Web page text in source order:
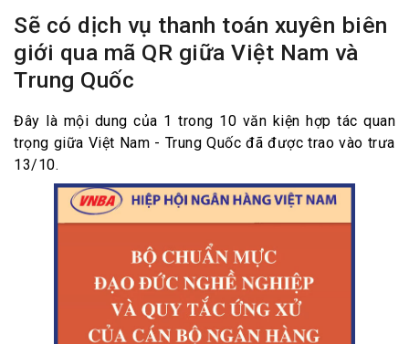
Sẽ có dịch vụ thanh toán xuyên biên
giới qua mã QR giữa Việt Nam và
Trung Quốc
Đây là mội dung của 1 trong 10 văn kiện hợp tác quan
trọng giữa Việt Nam - Trung Quốc đã được trao vào trưa
13/10.